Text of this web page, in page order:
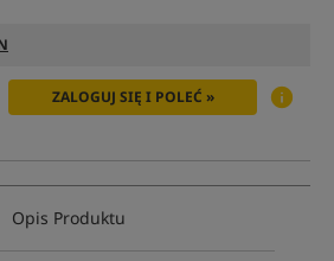
ZALOGUJ SIĘ I POLEĆ »
Opis Produktu